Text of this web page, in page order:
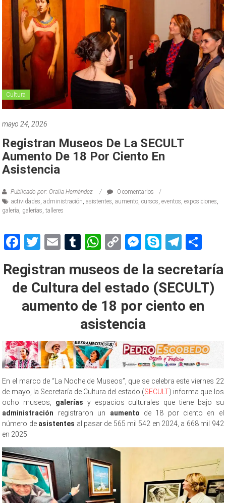
Cultura
mayo 24, 2026
Registran Museos De La SECULT
Aumento De 18 Por Ciento En
Asistencia
Publicado por: Oralia Hernández
0 comentarios
actividades ,administración ,asistentes ,aumento ,cursos ,eventos ,exposiciones
galería galerías ,talleres
Facebook
Twitter
EmailTumblr
WhatsApp
CopyMessenger
Skype
Registran museos de la secretaría
de Cultura del estado (SECULT)
aumento de 18 por ciento en
asistencia
En el marco de “La Noche de Museos”, que se celebra este viernes 22
de mayo, la Secretaría de Cultura del estado (SECULT) informa que los
ocho museos, galerías y espacios culturales que tiene bajo su
administración registraron un aumento de 18 por ciento en el
número de asistentes al pasar de 565 mil 542 en 2024, a 668 mil 942
en 2025